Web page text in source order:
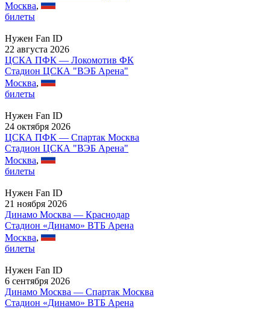
Москва,
билеты
Нужен Fan ID
22 августа 2026
ЦСКА ПФК — Локомотив ФК
Стадион ЦСКА "ВЭБ Арена"
Москва,
билеты
Нужен Fan ID
24 октября 2026
ЦСКА ПФК — Спартак Москва
Стадион ЦСКА "ВЭБ Арена"
Москва,
билеты
Нужен Fan ID
21 ноября 2026
Динамо Москва — Краснодар
Стадион «Динамо» ВТБ Арена
Москва,
билеты
Нужен Fan ID
6 сентября 2026
Динамо Москва — Спартак Москва
Стадион «Динамо» ВТБ Арена